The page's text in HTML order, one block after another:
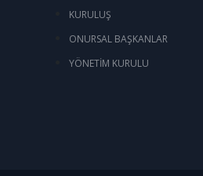
KURULUŞ
ONURSAL BAŞKANLAR
YÖNETİM KURULU